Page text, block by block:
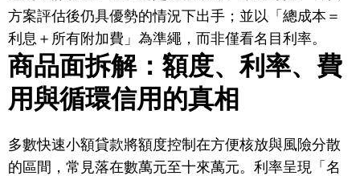
方案評估後仍具優勢的情況下出手；並以「總成本＝
利息＋所有附加費」為準繩，而非僅看名目利率。
商品面拆解：額度、利率、費
用與循環信用的真相
多數快速小額貸款將額度控制在方便核放與風險分散
的區間，常見落在數萬元至十來萬元。利率呈現「名